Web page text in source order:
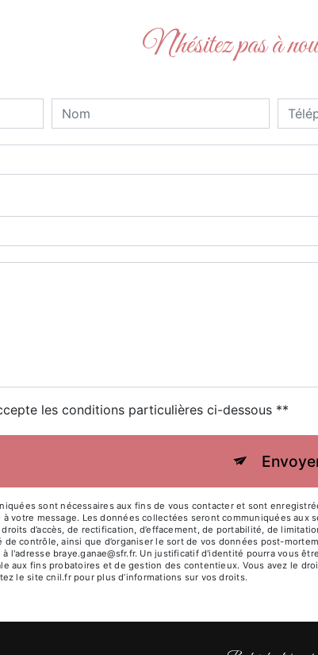
N'hésitez pas à
les conditions particulières ci-dessous **
sont nécessaires aux fins de vous contacter et sont
votre message. Les données collectées seront communiquées aux
droits d’accès, de rectification, d’effacement, de portabilité, de
de contrôle, ainsi que d’organiser le sort de vos données post-
l'adresse braye.ganae@sfr.fr. Un justificatif d'identité pourra vous
aux fins probatoires et de gestion des contentieux. Vous avez le
le site cnil.fr pour plus d’informations sur vos droits.